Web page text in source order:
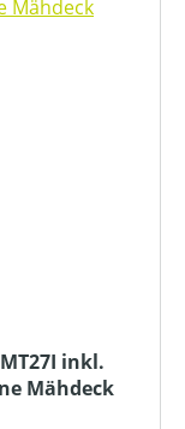
inkl.
Mähdeck